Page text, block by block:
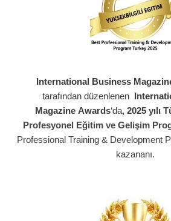
International Business
tarafından düzenlenen
Magazine Awards‘da, 2025 yılı
Profesyonel Eğitim ve Gelişim
Professional Training & Development
kazananı.